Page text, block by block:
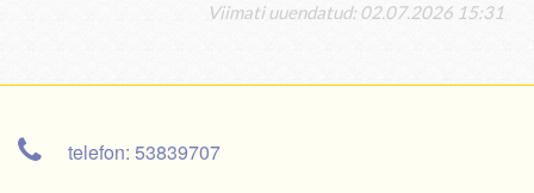
Viimati uuendatud: 02.07.2026 15:31
telefon: 53839707